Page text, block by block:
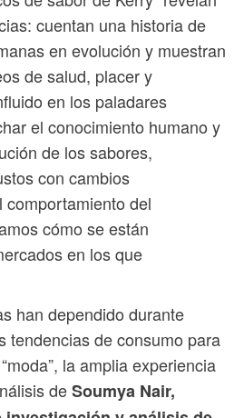
cuentan una historia de
en evolución y muestran
de salud, placer y
en los paladares
el conocimiento humano y
de los sabores,
con cambios
del
cómo se están
en los que
han dependido durante
tendencias de consumo para
la amplia experiencia
deSoumya Nair,